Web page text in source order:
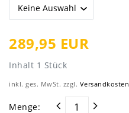
289,95 EUR
Inhalt 1 Stück
inkl. ges. MwSt. zzgl. Versandkosten
Menge: